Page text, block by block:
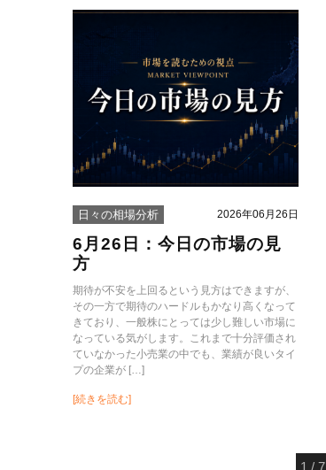
日々の相場分析 2026年06月26日
6月26日：今日の市場の見
方
期待が不安を上回るという見方はできますが、
その一方で期待のハードルもかなり高くなって
きており、一般株にとっては少し難しい市場に
なっている気がします。これまで十分評価され
ていなかった小売業の中でも、業績が良いタイ
プの企業が […]
[続きを読む]